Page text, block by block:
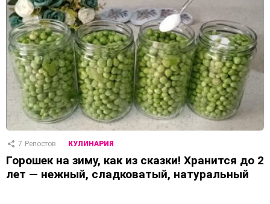
7 Репостов КУЛИНАРИЯ
Горошек на зиму, как из сказки! Хранится до 2
лет — нежный, сладковатый, натуральный